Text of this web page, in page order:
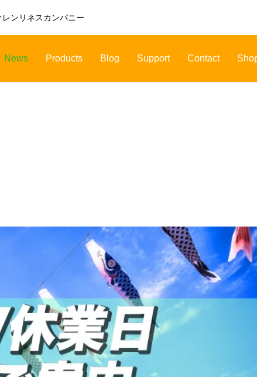
ンリネスカンパニー
News Products Blog Support Contact
CHEMICAL
ケミカル
INFECTION
感染症対策
トイレのガンコな黒ズミ
驚くほど取れる必須アイテム